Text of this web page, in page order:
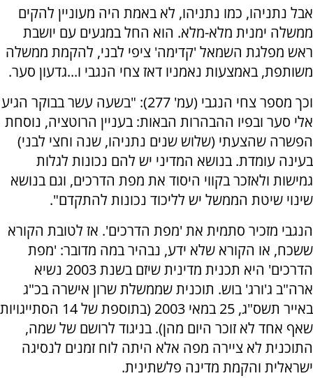
אבל נתניהו, כמו נתניהו, לא באמת היה מעוניין להקים
ממשלה ימנית מלא-מלא. הוא החל במגעים עם יושבת
ראש מפלגת השמאל 'קדימה' ציפי לבני, להקמת ממשלה
משותפת, באמצעות נאמניו דאז צחי הנגבי ו...גדעון סער.
וכך מספר צחי הנגבי (עמ' 277): "בשעה עשר בבוקר הגיע
אלי סער ובפיו ההבהרות הבאות: בעניין הרוטציה, נוסחת
הפשרה שהצעתי (שלוש שנים נתניהו, שנה וחצי לבני)
בעינה עומדת. בנושא המדיני יש להם נכונות לגלות
גמישות ולאזכר בקווי היסוד את מפת הדרכים, וגם בנושא
שינוי שיטת הממשל יש לליכוד נכונות להתקדם".
הנגבי מזכיר סתמית את 'מפת הדרכים'. אז לטובת הקורא
ששכח, או הקורא שלא ידע, נבהיר במה מדובר: 'מפת
הדרכים' היא תכנית מדינית שיזם בשנת 2003 נשיא
ארה"ב ג'ורג' בוש. תוכנית שממשלת שרון אישרה בכ"ג
באייר תשס"ג, 25 במאי 2003 (בתוספת של 14 הסתייגויות
שאף אחד לא זוכר היום מהן). בניגוד לרושם של שמה,
התוכנית לא ציירה מפה אלא היתה לוח זמנים לנסיגה
ישראלית והקמת מדינה פלשתינית.